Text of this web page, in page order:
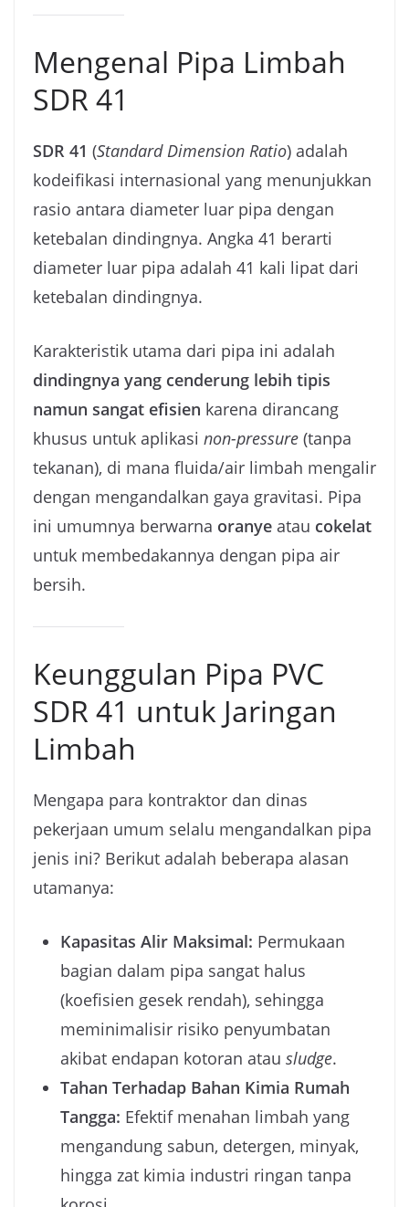
Mengenal Pipa Limbah
SDR 41
SDR 41 (Standard Dimension Ratio) adalah
kodeifikasi internasional yang menunjukkan
rasio antara diameter luar pipa dengan
ketebalan dindingnya. Angka 41 berarti
diameter luar pipa adalah 41 kali lipat dari
ketebalan dindingnya.
Karakteristik utama dari pipa ini adalah
dindingnya yang cenderung lebih tipis
namun sangat efisien karena dirancang
khusus untuk aplikasi non-pressure (tanpa
tekanan), di mana fluida/air limbah mengalir
dengan mengandalkan gaya gravitasi. Pipa
ini umumnya berwarna oranye atau cokelat
untuk membedakannya dengan pipa air
bersih.
Keunggulan Pipa PVC
SDR 41 untuk Jaringan
Limbah
Mengapa para kontraktor dan dinas
pekerjaan umum selalu mengandalkan pipa
jenis ini? Berikut adalah beberapa alasan
utamanya:
Kapasitas Alir Maksimal: Permukaan
bagian dalam pipa sangat halus
(koefisien gesek rendah), sehingga
meminimalisir risiko penyumbatan
akibat endapan kotoran atau sludge.
Tahan Terhadap Bahan Kimia Rumah
Tangga: Efektif menahan limbah yang
mengandung sabun, detergen, minyak,
hingga zat kimia industri ringan tanpa